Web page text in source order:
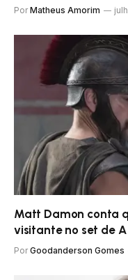
Por Matheus Amorim
Matt Damon conta
visitante no set de
Por Goodanderson Gomes